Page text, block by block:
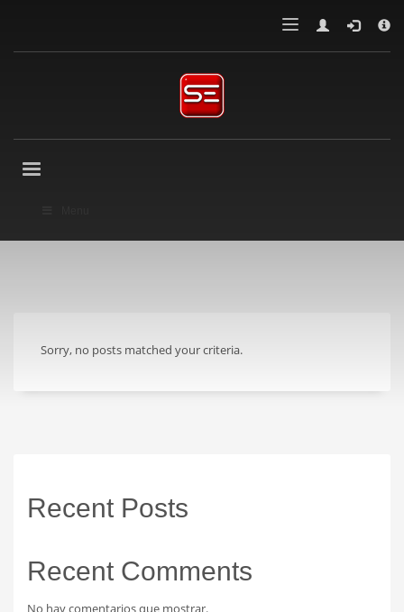
Sorry, no posts matched your criteria.
Recent Posts
Recent Comments
No hay comentarios que mostrar.